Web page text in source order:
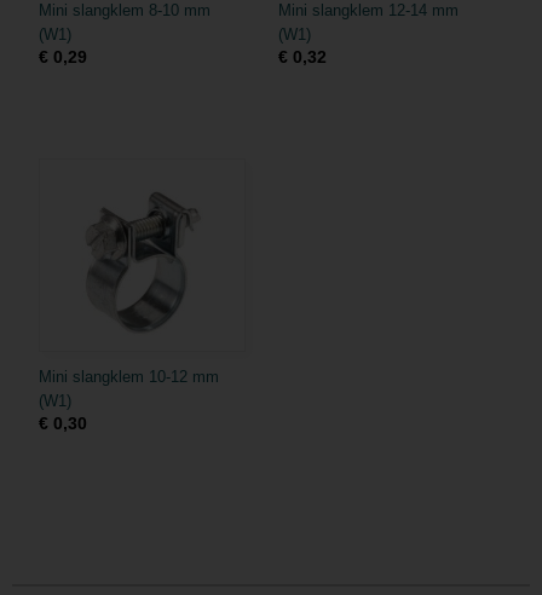
Mini slangklem 8-10 mm
(W1)
€ 0,29
Mini slangklem 12-14 mm
(W1)
€ 0,32
Mini slangklem 10-12 mm
(W1)
€ 0,30